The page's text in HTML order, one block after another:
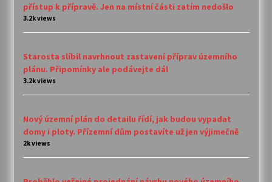
přístup k přípravě. Jen na místní části zatím nedošlo
3.2k views
Starosta slíbil navrhnout zastavení příprav územního
plánu. Připomínky ale podávejte dál
3.2k views
Nový územní plán do detailu řídí, jak budou vypadat
domy i ploty. Přízemní dům postavíte už jen výjimečně
2k views